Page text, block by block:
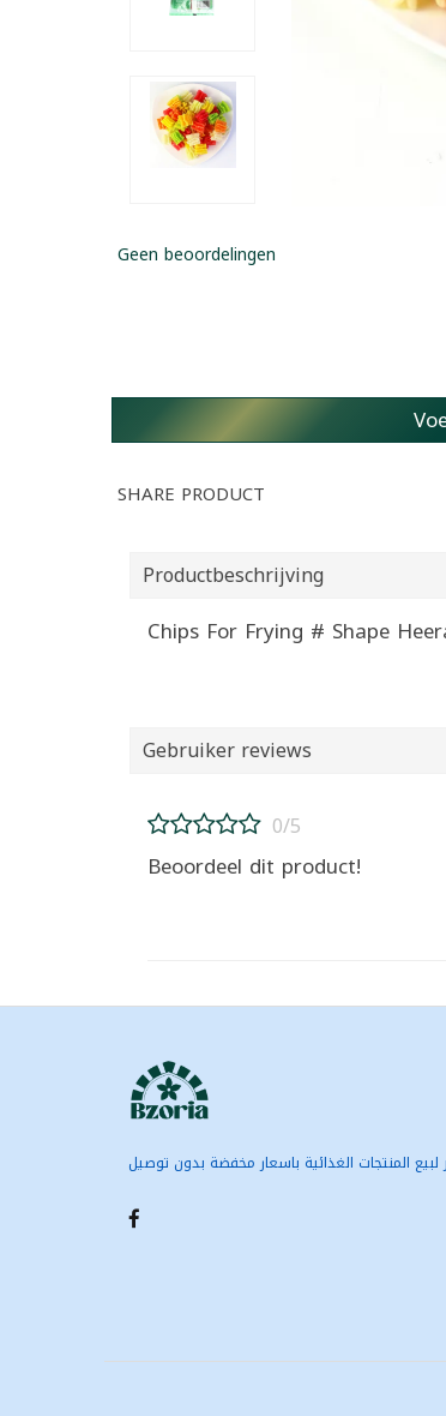
Geen beoordelingen
SHARE PRODUCT
Productbeschrijving
Gebruiker reviews
0/5
Beoordeel dit product!
لبيع المنتجات الغذائية باسعار مخفضة بدون توصيل